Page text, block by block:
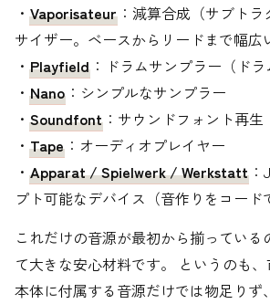
・ Vaporisateur ：減算合成（サブト
サイザー。ベースからリードまで幅広
・ Playfield ：ドラムサンプラー（ドラ
・ Nano ：シンプルなサンプラー
・ Soundfont ：サウンドフォント再生
・ Tape ：オーディオプレイヤー
・ Apparat / Spielwerk / Werkstatt
プト可能なデバイス（音作りをコード
これだけの音源が最初から揃っている
て大きな安心材料です。 というのも、
本体に付属する音源だけでは物足りず